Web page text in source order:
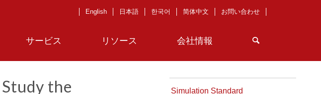
サービス リソース 会社情報
English 日本語 한국어 简体中文 お問い合わせ
the
Simulation Standard